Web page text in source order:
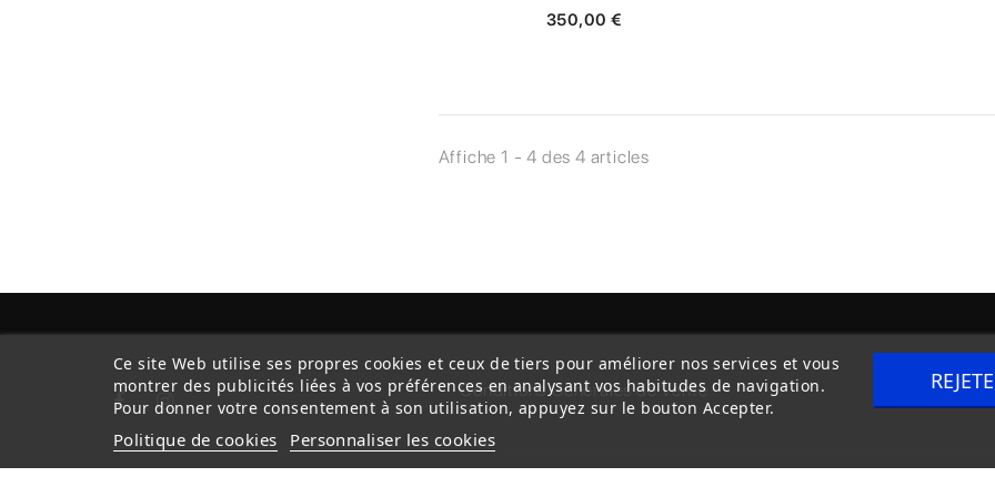
350,00 €
Affiche 1 - 4 des 4 articles
Conditions Générales de Vente Livraison
Ce site Web utilise ses propres cookies et ceux de tiers pour améliorer nos services et vous
montrer des publicités liées à vos préférences en analysant vos habitudes de navigation.
Pour donner votre consentement à son utilisation, appuyez sur le bouton Accepter.
Politique de cookies Personnaliser les cookies